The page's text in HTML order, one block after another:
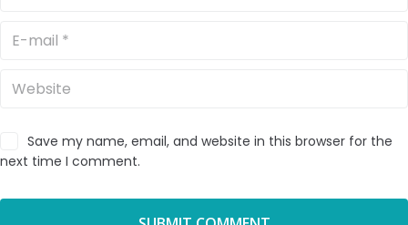
Save my name, email, and website in this browser for the
next time I comment.